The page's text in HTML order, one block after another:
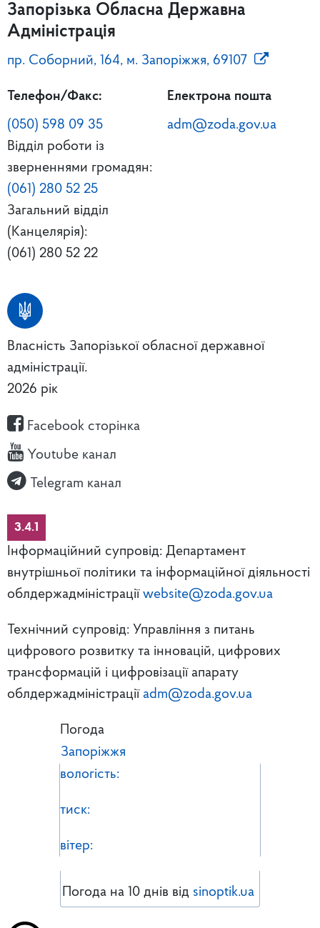
Запорізька Обласна Державна
Адміністрація
пр. Соборний, 164, м. Запоріжжя, 69107
Телефон/Факс:
(050) 598 09 35
Відділ роботи із
зверненнями громадян:
(061) 280 52 25
Загальний відділ
(Канцелярія):
(061) 280 52 22
Електрона пошта
adm@zoda.gov.ua
Власність Запорізької обласної державної
адміністрації.
2026 рік
Facebook сторінка
Youtube канал
Telegram канал
3.4.1
Інформаційний супровід: Департамент
внутрішньої політики та інформаційної діяльності
облдержадміністрації website@zoda.gov.ua
Технічний супровід: Управління з питань
цифрового розвитку та інновацій, цифрових
трансформацій і цифровізації апарату
облдержадміністрації adm@zoda.gov.ua
Погода
Запоріжжя
вологість:
тиск:
вітер:
Погода на 10 днів від sinoptik.ua